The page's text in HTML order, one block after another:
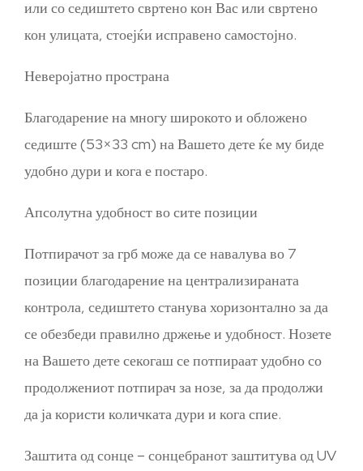
или со седиштето свртено кон Вас или свртено
кон улицата, стоејќи исправено самостојно.
Неверојатно пространа
Благодарение на многу широкото и обложено
седиште (53×33 cm) на Вашето дете ќе му биде
удобно дури и кога е постаро.
Апсолутна удобност во сите позиции
Потпирачот за грб може да се навалува во 7
позиции благодарение на централизираната
контрола, седиштето станува хоризонтално за да
се обезбеди правилно држење и удобност. Нозете
на Вашето дете секогаш се потпираат удобно со
продолжениот потпирач за нозе, за да продолжи
да ја користи количката дури и кога спие.
Заштита од сонце – сонцебранот заштитува од UV